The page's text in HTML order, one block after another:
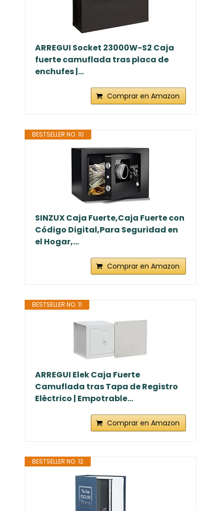
ARREGUI Socket 23000W-S2 Caja
fuerte camuflada tras placa de
enchufes |...
Comprar en Amazon
BESTSELLER NO. 10
SINZUX Caja Fuerte,Caja Fuerte con
Código Digital,Para Seguridad en
el Hogar,...
Comprar en Amazon
BESTSELLER NO. 11
ARREGUI Elek Caja Fuerte
Camuflada tras Tapa de Registro
Eléctrico | Empotrable...
Comprar en Amazon
BESTSELLER NO. 12